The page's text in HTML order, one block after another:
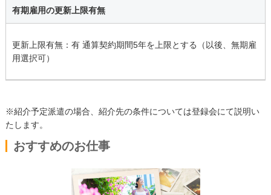
有期雇用の更新上限有無
更新上限有無：有 通算契約期間5年を上限とする（以後、無期雇
用選択可）
※紹介予定派遣の場合、紹介先の条件については登録会にて説明い
たします。
おすすめのお仕事